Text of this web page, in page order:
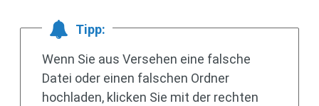
Tipp:
Wenn Sie aus Versehen eine falsche
Datei oder einen falschen Ordner
hochladen, klicken Sie mit der rechten